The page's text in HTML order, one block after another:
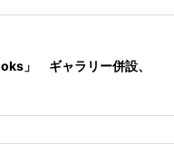
」 ギャラリー併設、